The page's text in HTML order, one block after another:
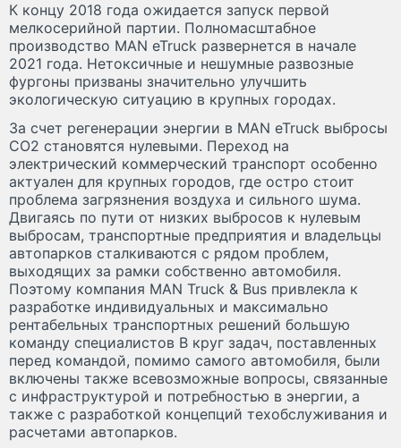
К концу 2018 года ожидается запуск первой
мелкосерийной партии. Полномасштабное
производство MAN eTruck развернется в начале
2021 года. Нетоксичные и нешумные развозные
фургоны призваны значительно улучшить
экологическую ситуацию в крупных городах.
За счет регенерации энергии в MAN eTruck выбросы
CO2 становятся нулевыми. Переход на
электрический коммерческий транспорт особенно
актуален для крупных городов, где остро стоит
проблема загрязнения воздуха и сильного шума.
Двигаясь по пути от низких выбросов к нулевым
выбросам, транспортные предприятия и владельцы
автопарков сталкиваются с рядом проблем,
выходящих за рамки собственно автомобиля.
Поэтому компания MAN Truck & Bus привлекла к
разработке индивидуальных и максимально
рентабельных транспортных решений большую
команду специалистов В круг задач, поставленных
перед командой, помимо самого автомобиля, были
включены также всевозможные вопросы, связанные
с инфраструктурой и потребностью в энергии, а
также с разработкой концепций техобслуживания и
расчетами автопарков.